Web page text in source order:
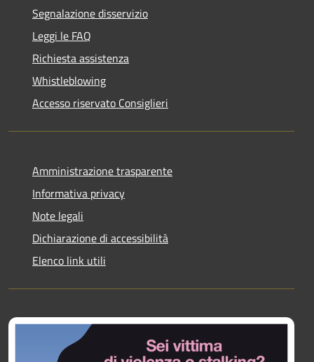
Segnalazione disservizio
Leggi le FAQ
Richiesta assistenza
Whistleblowing
Accesso riservato Consiglieri
Amministrazione trasparente
Informativa privacy
Note legali
Dichiarazione di accessibilità
Elenco link utili